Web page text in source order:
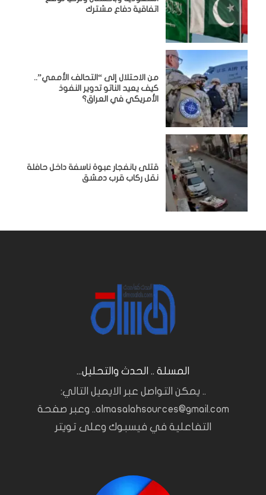
اتفاقية دفاع مشترك
من الاحتلال إلى “التحالف الأممي”..
كيف يعيد الناتو تدوير النفوذ
الأمريكي في العراق؟
قتلى بانفجار عبوة ناسفة داخل حافلة
نقل ركاب قرب دمشق
المسلة .. الحدث والتحليل...
.. يمكن التواصل عبر الايميل التالي:
almasalahsources@gmail.com.. وعبر صفحة
التفاعلية في فيسبوك وعلى تويتر